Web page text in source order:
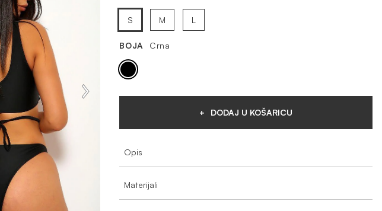
S M L
BOJA Crna
DODAJ U KOŠARICU
Opis
Materijali